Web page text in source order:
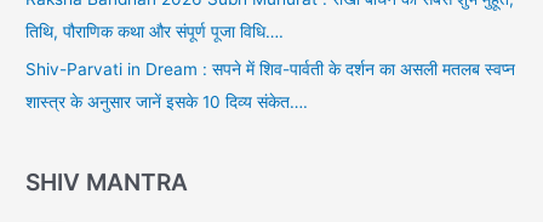
तिथि, पौराणिक कथा और संपूर्ण पूजा विधि….
Shiv-Parvati in Dream : सपने में शिव-पार्वती के दर्शन का असली मतलब स्वप्न
शास्त्र के अनुसार जानें इसके 10 दिव्य संकेत….
SHIV MANTRA